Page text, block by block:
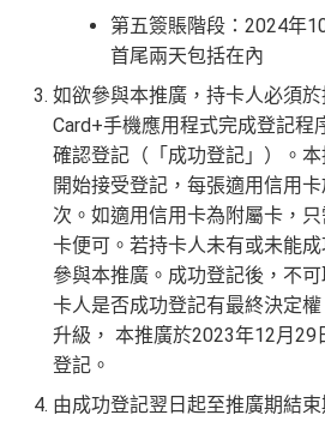
查看更多信用卡詳情及分析...
第五簽賬階段：2024年
首尾兩天包括在內
如欲參與本推廣，持卡人必須
Card+手機應用程式完成登記程
確認登記（「成功登記」）。
開始接受登記，每張適用信用
次。如適用信用卡為附屬卡，
卡便可。若持卡人未有或未能
參與本推廣。成功登記後，不
卡人是否成功登記有最終決定
升級， 本推廣於2023年12月29
登記。
由成功登記翌日起至推廣期結